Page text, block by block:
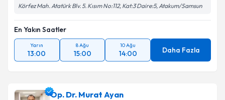
Körfez Mah. Atatürk Blv. 5. Kısım No:112, Kat:3 Daire:5, Atakum/Samsun
En Yakın Saatler
Yarın
13:00
8 Ağu
15:00
10 Ağu
14:00 Daha Fazla
Op. Dr. Murat Ayan